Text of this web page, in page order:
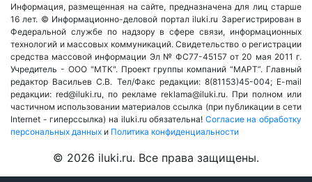
Информация, размещенная на сайте, предназначена для лиц старше
16 лет. © Информационно-деловой портал iluki.ru Зарегистрирован в
Федеральной службе по надзору в сфере связи, информационных
технологий и массовых коммуникаций. Свидетельство о регистрации
средства массовой информации Эл № ФС77-45157 от 20 мая 2011 г.
Учредитель - ООО "МТК". Проект группы компаний “МАРТ”. Главный
редактор Васильев С.В. Тел/Факс редакции: 8(81153)45-004; E-mail
редакции: red@iluki.ru, по рекламе reklama@iluki.ru. При полном или
частичном использовании материалов ссылка (при публикации в сети
Internet - гиперссылка) на iluki.ru обязательна! Согласие на обработку
персональных данных и Политика конфиденциальности
© 2026 iluki.ru. Все права защищены.